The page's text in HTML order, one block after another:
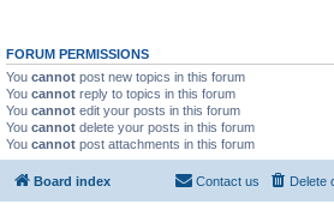
FORUM PERMISSIONS
You cannot post new topics in this forum
You cannot reply to topics in this forum
You cannot edit your posts in this forum
You cannot delete your posts in this forum
You cannot post attachments in this forum
Board index Delete
Contact us